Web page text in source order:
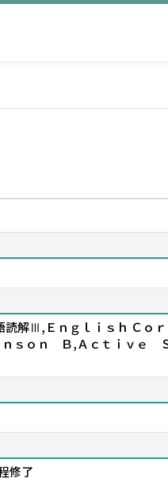
解Ⅲ,Ｅｎｇｌｉｓｈ Ｃｏ
ｓｏｎ Ｂ,Ａｃｔｉｖｅ
修了